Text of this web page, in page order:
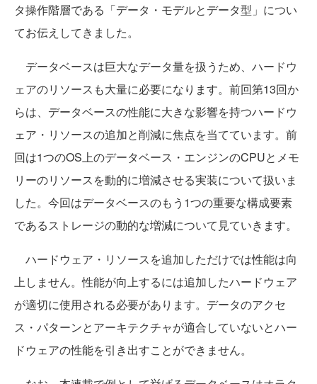
タ操作階層である「データ・モデルとデータ型」につい
てお伝えしてきました。
データベースは巨大なデータ量を扱うため、ハードウ
ェアのリソースも大量に必要になります。前回第13回か
らは、データベースの性能に大きな影響を持つハードウ
ェア・リソースの追加と削減に焦点を当てています。前
回は1つのOS上のデータベース・エンジンのCPUとメモ
リーのリソースを動的に増減させる実装について扱いま
した。今回はデータベースのもう1つの重要な構成要素
であるストレージの動的な増減について見ていきます。
ハードウェア・リソースを追加しただけでは性能は向
上しません。性能が向上するには追加したハードウェア
が適切に使用される必要があります。データのアクセ
ス・パターンとアーキテクチャが適合していないとハー
ドウェアの性能を引き出すことができません。